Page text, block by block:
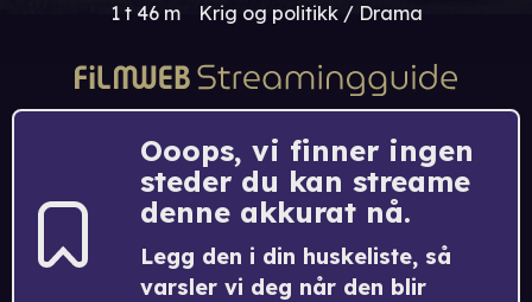
1 t 46 m Krig og politikk / Drama
Ooops, vi finner ingen
steder du kan streame
denne akkurat nå.
Legg den i din huskeliste, så
varsler vi deg når den blir